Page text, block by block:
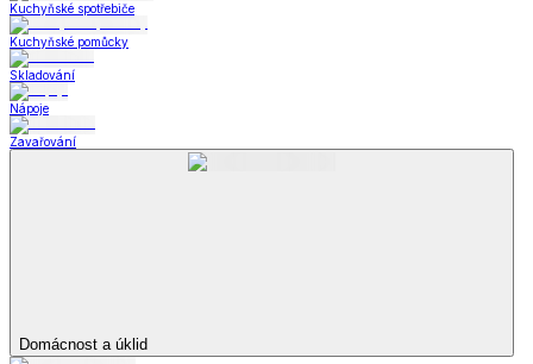
Kuchyňské spotřebiče
Kuchyňské pomůcky
Skladování
Nápoje
Zavařování
Domácnost a úklid